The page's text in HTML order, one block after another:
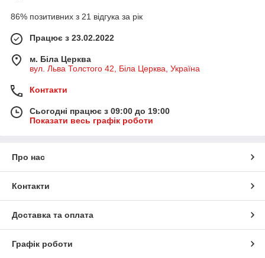
86% позитивних з 21 відгука за рік
Працює з 23.02.2022
м. Біла Церква
вул. Льва Толстого 42, Біла Церква, Україна
Контакти
Сьогодні працює з 09:00 до 19:00
Показати весь графік роботи
Про нас
Контакти
Доставка та оплата
Графік роботи